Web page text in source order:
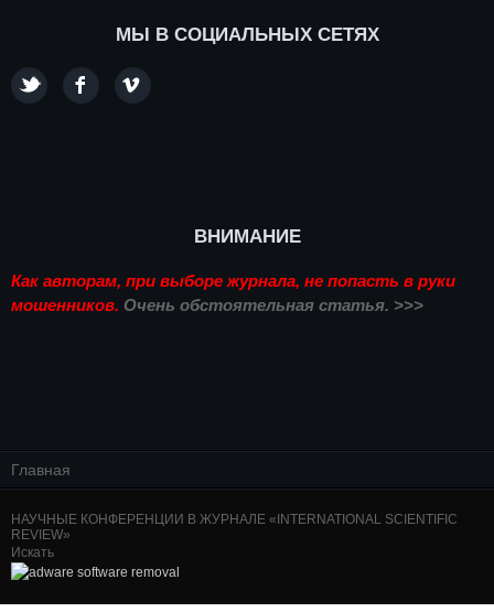
МЫ В СОЦИАЛЬНЫХ СЕТЯХ
ВНИМАНИЕ
Как авторам, при выборе журнала, не попасть в руки
мошенников. Очень обстоятельная статья. >>>
Главная
НАУЧНЫЕ КОНФЕРЕНЦИИ В ЖУРНАЛЕ «INTERNATIONAL SCIENTIFIC
REVIEW»
Искать